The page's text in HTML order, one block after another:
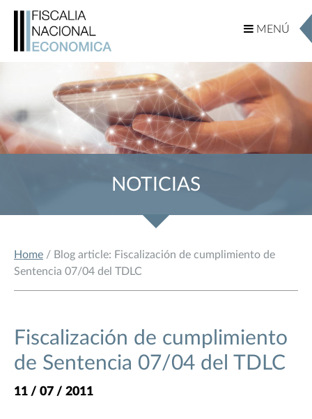
MENÚ
MENÚ
NOTICIAS
Home / Blog article: Fiscalización de cumplimiento de
Sentencia 07/04 del TDLC
Fiscalización de cumplimiento
de Sentencia 07/04 del TDLC
11 / 07 / 2011